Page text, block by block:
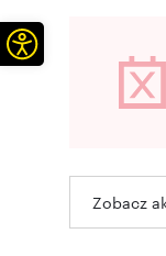
Zobacz
Otwórz pasek narzędzi